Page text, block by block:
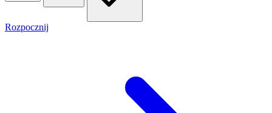
Rozpocznij